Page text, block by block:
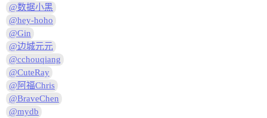
@数据小黑
@hey-hoho
@Gin
@边城元元
@cchouqiang
@CuteRay
@阿福Chris
@BraveChen
@mydb